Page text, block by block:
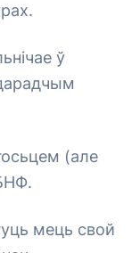
ў
(але
мець свой